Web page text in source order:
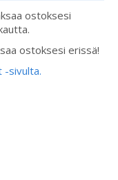
ostoksesi
ostoksesi erissä!
-sivulta.